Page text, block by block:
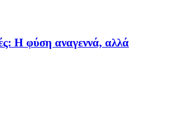
Η φύση αναγεννά, αλλά